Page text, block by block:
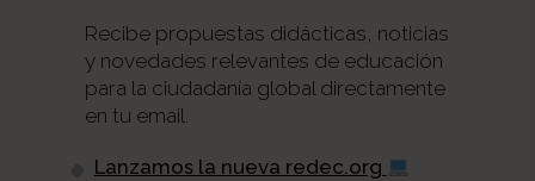
Recibe propuestas didácticas, noticias
y novedades relevantes de educación
para la ciudadanía global directamente
en tu email.
Lanzamos la nueva redec.org